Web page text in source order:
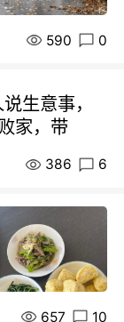
590 0
生意事，
家，带
386 6
657 10